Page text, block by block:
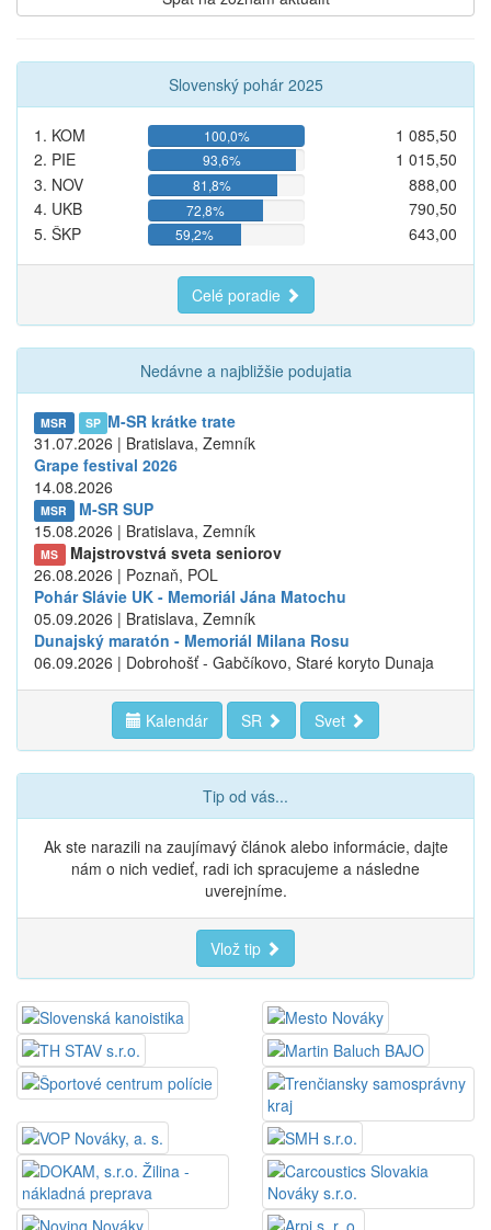
Slovenský pohár 2025
1. KOM 100,0%
1 085,50
2. PIE
93,6%
1 015,50
3. NOV
81,8%
888,00
4. UKB
72,8%
790,50
5. ŠKP
59,2% 643,00
Celé poradie
Nedávne a najbližšie podujatia
MSR SP M-SR krátke trate
31.07.2026 | Bratislava, Zemník
Grape festival 2026
14.08.2026
MSR
M-SR SUP
15.08.2026 | Bratislava, Zemník
MS
Majstrovstvá sveta seniorov
26.08.2026 | Poznaň, POL
Pohár Slávie UK - Memoriál Jána Matochu
05.09.2026 | Bratislava, Zemník
Dunajský maratón - Memoriál Milana Rosu
06.09.2026 | Dobrohošť - Gabčíkovo, Staré koryto Dunaja
Kalendár SR Svet
Tip od vás...
Ak ste narazili na zaujímavý článok alebo informácie, dajte
nám o nich vedieť, radi ich spracujeme a následne
uverejníme.
Vlož tip